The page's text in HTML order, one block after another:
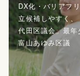
DX化・バリアフ
立候補しやすく、
代田区議会」最年
富山あゆみ区議